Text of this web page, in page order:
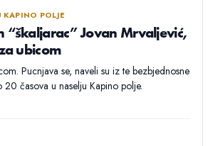
KAPINO POLJE
“škaljarac” Jovan Mrvaljević,
ubicom
Pucnjava se, naveli su iz te bezbjednosne
časova u naselju Kapino polje.